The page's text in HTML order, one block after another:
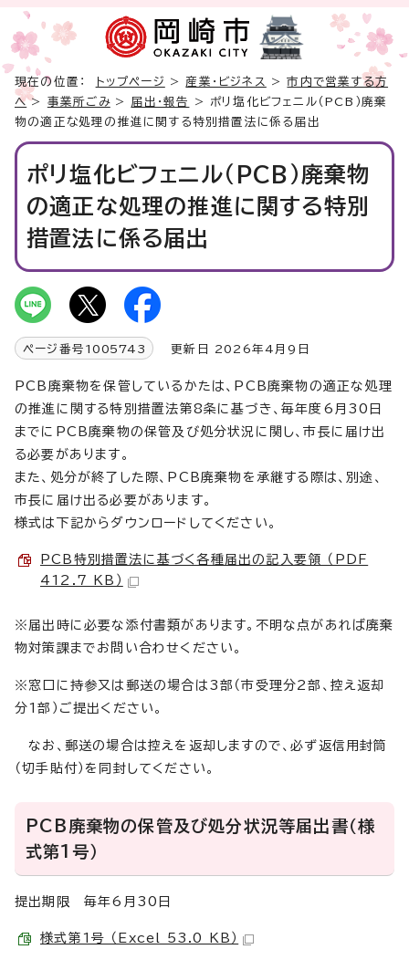
現在の位置： トップページ > 産業・ビジネス >市内で営業する方
へ> 事業所ごみ> 届出・報告
> ポリ塩化ビフェニル（PCB）廃棄
物の適正な処理の推進に関する特別措置法に係る届出
ポリ塩化ビフェニル（PCB）廃棄物
の適正な処理の推進に関する特別
措置法に係る届出
ページ番号 1005743 更新日 2026年4月9日
PCB廃棄物を保管しているかたは、PCB廃棄物の適正な処理
の推進に関する特別措置法第8条に基づき、毎年度6月30日
までにPCB廃棄物の保管及び処分状況に関し、市長に届け出
る必要があります。
また、処分が終了した際、PCB廃棄物を承継する際は、別途、
市長に届け出る必要があります。
様式は下記からダウンロードしてください。
PCB特別措置法に基づく各種届出の記入要領 （PDF
412.7 KB）
※届出時に必要な添付書類があります。不明な点があれば廃棄
物対策課までお問い合わせください。
※窓口に持参又は郵送の場合は3部（市受理分2部、控え返却
分1部）ご提出ください。
なお、郵送の場合は控えを返却しますので、必ず返信用封筒
（切手貼付）を同封してください。
PCB廃棄物の保管及び処分状況等届出書（様
式第1号）
提出期限 毎年6月30日
様式第1号 （Excel 53.0 KB）